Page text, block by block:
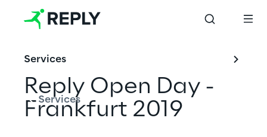
Services
Services
Reply Open Day -
Frankfurt 2019